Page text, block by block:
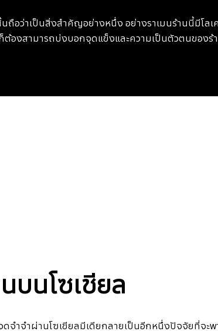
นถือว่าเป็นสิ่งสำคัญอย่างหนึ่ง อย่างราเมนร้านนี้มีโล
องสามารถบ่งบอกจุดแข็งและความเป็นตัวตนของร้า
บนโซเชียล
ดจำจำผ่านโซเชียลมีเดียกลายเป็นอีกหนึ่งปัจจัยที่จะพ